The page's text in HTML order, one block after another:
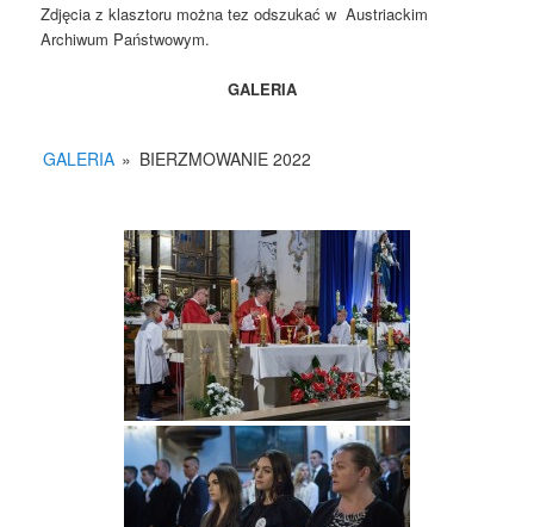
Zdjęcia z klasztoru można tez odszukać w Austriackim
Archiwum Państwowym.
GALERIA
GALERIA » BIERZMOWANIE 2022